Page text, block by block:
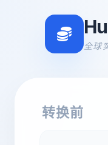
全球
转换前